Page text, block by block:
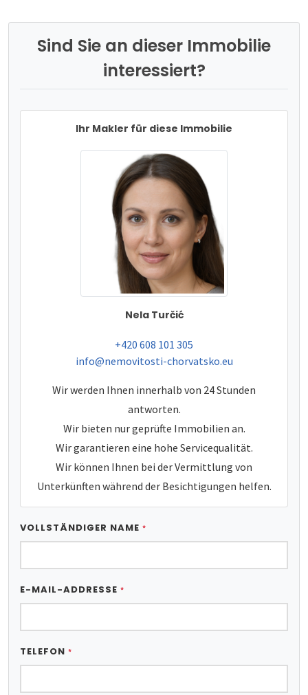
Sind Sie an dieser Immobilie
interessiert?
Ihr Makler für diese Immobilie
Nela Turčić
tel:
+420 608 101 305
e-mail:
info@nemovitosti-chorvatsko.eu
Wir werden Ihnen innerhalb von 24 Stunden
antworten.
Wir bieten nur geprüfte Immobilien an.
Wir garantieren eine hohe Servicequalität.
Wir können Ihnen bei der Vermittlung von
Unterkünften während der Besichtigungen helfen.
VOLLSTÄNDIGER NAME *
E-MAIL-ADDRESSE *
TELEFON *